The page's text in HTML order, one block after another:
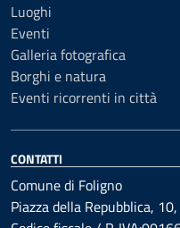
Luoghi
Eventi
Galleria fotografica
Borghi e natura
Eventi ricorrenti in città
CONTATTI
Comune di Foligno
Piazza della Repubblica,